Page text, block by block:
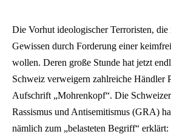
Die Vorhut ideologischer Terroristen, die
Gewissen durch Forderung einer
wollen. Deren große Stunde hat jetzt
Schweiz verweigern zahlreiche Händler
Aufschrift „Mohrenkopf“. Die
Rassismus und Antisemitismus (GRA)
nämlich zum „belasteten Begriff“